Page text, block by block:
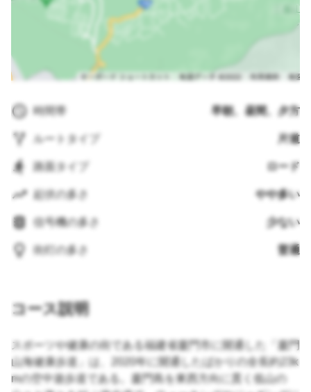
時間帯 早朝、昼間、夕方
ルートタイプ 片道
路面タイプ ロード
起伏の多さ やや多い
信号機の多さ 少ない
街灯の多さ 普通
コース説明
スポーツや健康の街である福建省廈門市に開通した「廈門
山海健康歩道」は、2020年に開通したばかりの全長約23k
mの空中遊歩道である。廈門島を東西方向に貫く低山の